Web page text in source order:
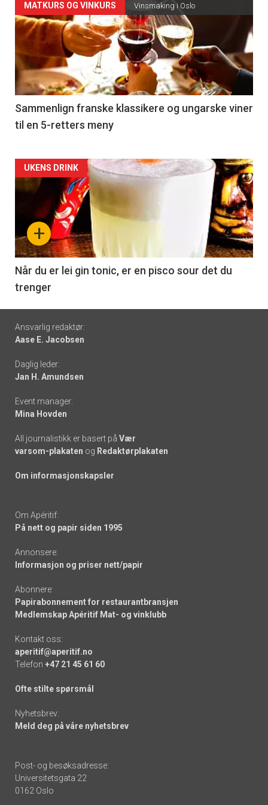
Forsiden
akkurat
nå
-
5
MATKURS OG VINKURS Vinsmaking i Oslo
Sammenlign franske klassikere og ungarske viner
til en 5-retters meny
Forsiden
akkurat
nå
-
6
+
UKENS DRINK
Når du er lei gin tonic, er en pisco sour det du
trenger
Footer
-
links
Ansvarlig redaktør:
Aase E. Jacobsen
Daglig leder:
Jan H. Amundsen
Event manager:
Mina Hovden
All journalistikk er basert på Vær
varsom-plakaten og Redaktørplakaten
Om informasjonskapsler
Om Apéritif:
På nett og papir siden 1995
Annonsere:
Informasjon og priser nett/papir
Abonnere:
Papirabonnement for restaurantbransjen
Medlemskap Apéritif Mat- og vinklubb
Kontakt oss:
aperitif@aperitif.no
Telefon +47 21 45 61 60
Ofte stilte spørsmål
Nyhetsbrev:
Meld deg på våre nyhetsbrev
Post- og besøksadresse:
Universitetsgata 22
0162 Oslo